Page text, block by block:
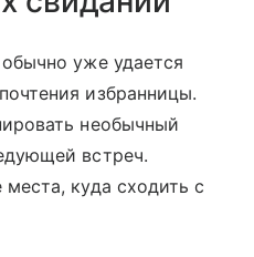
уже удается
избранницы.
необычный
встреч.
куда сходить с